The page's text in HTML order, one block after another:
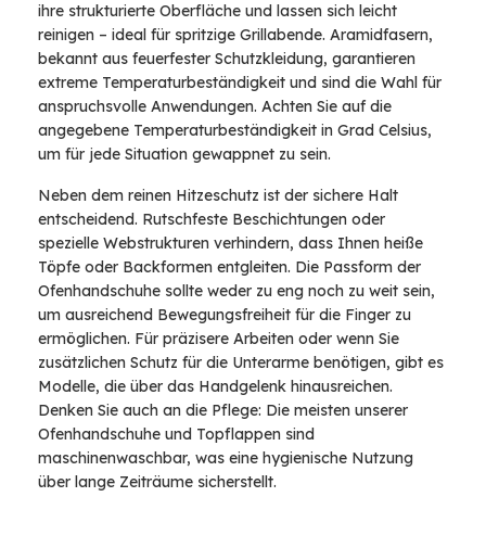
ihre strukturierte Oberfläche und lassen sich leicht
reinigen – ideal für spritzige Grillabende. Aramidfasern,
bekannt aus feuerfester Schutzkleidung, garantieren
extreme Temperaturbeständigkeit und sind die Wahl für
anspruchsvolle Anwendungen. Achten Sie auf die
angegebene Temperaturbeständigkeit in Grad Celsius,
um für jede Situation gewappnet zu sein.
Neben dem reinen Hitzeschutz ist der sichere Halt
entscheidend. Rutschfeste Beschichtungen oder
spezielle Webstrukturen verhindern, dass Ihnen heiße
Töpfe oder Backformen entgleiten. Die Passform der
Ofenhandschuhe sollte weder zu eng noch zu weit sein,
um ausreichend Bewegungsfreiheit für die Finger zu
ermöglichen. Für präzisere Arbeiten oder wenn Sie
zusätzlichen Schutz für die Unterarme benötigen, gibt es
Modelle, die über das Handgelenk hinausreichen.
Denken Sie auch an die Pflege: Die meisten unserer
Ofenhandschuhe und Topflappen sind
maschinenwaschbar, was eine hygienische Nutzung
über lange Zeiträume sicherstellt.